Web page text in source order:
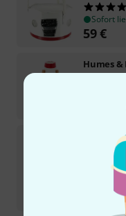
Sofort
59€
Humes &
Humes &
In 7–9